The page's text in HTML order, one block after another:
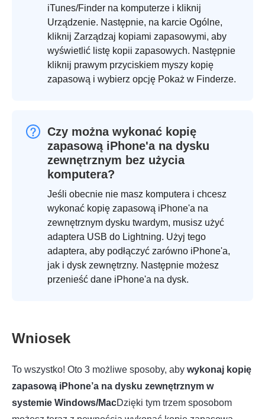
iTunes/Finder na komputerze i kliknij
Urządzenie. Następnie, na karcie Ogólne,
kliknij Zarządzaj kopiami zapasowymi, aby
wyświetlić listę kopii zapasowych. Następnie
kliknij prawym przyciskiem myszy kopię
zapasową i wybierz opcję Pokaż w Finderze.
Czy można wykonać kopię
zapasową iPhone'a na dysku
zewnętrznym bez użycia
komputera?
Jeśli obecnie nie masz komputera i chcesz
wykonać kopię zapasową iPhone'a na
zewnętrznym dysku twardym, musisz użyć
adaptera USB do Lightning. Użyj tego
adaptera, aby podłączyć zarówno iPhone'a,
jak i dysk zewnętrzny. Następnie możesz
przenieść dane iPhone'a na dysk.
Wniosek
To wszystko! Oto 3 możliwe sposoby, aby wykonaj kopię
zapasową iPhone’a na dysku zewnętrznym w
systemie Windows/MacDzięki tym trzem sposobom